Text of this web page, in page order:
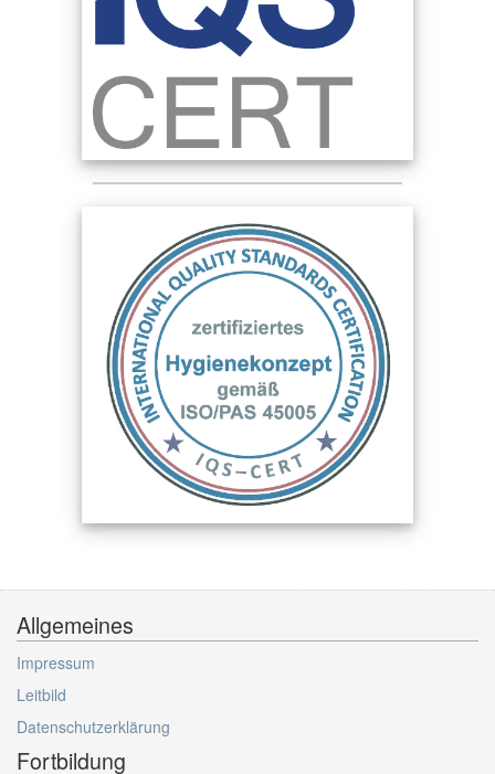
Allgemeines
Impressum
Leitbild
Datenschutzerklärung
Fortbildung